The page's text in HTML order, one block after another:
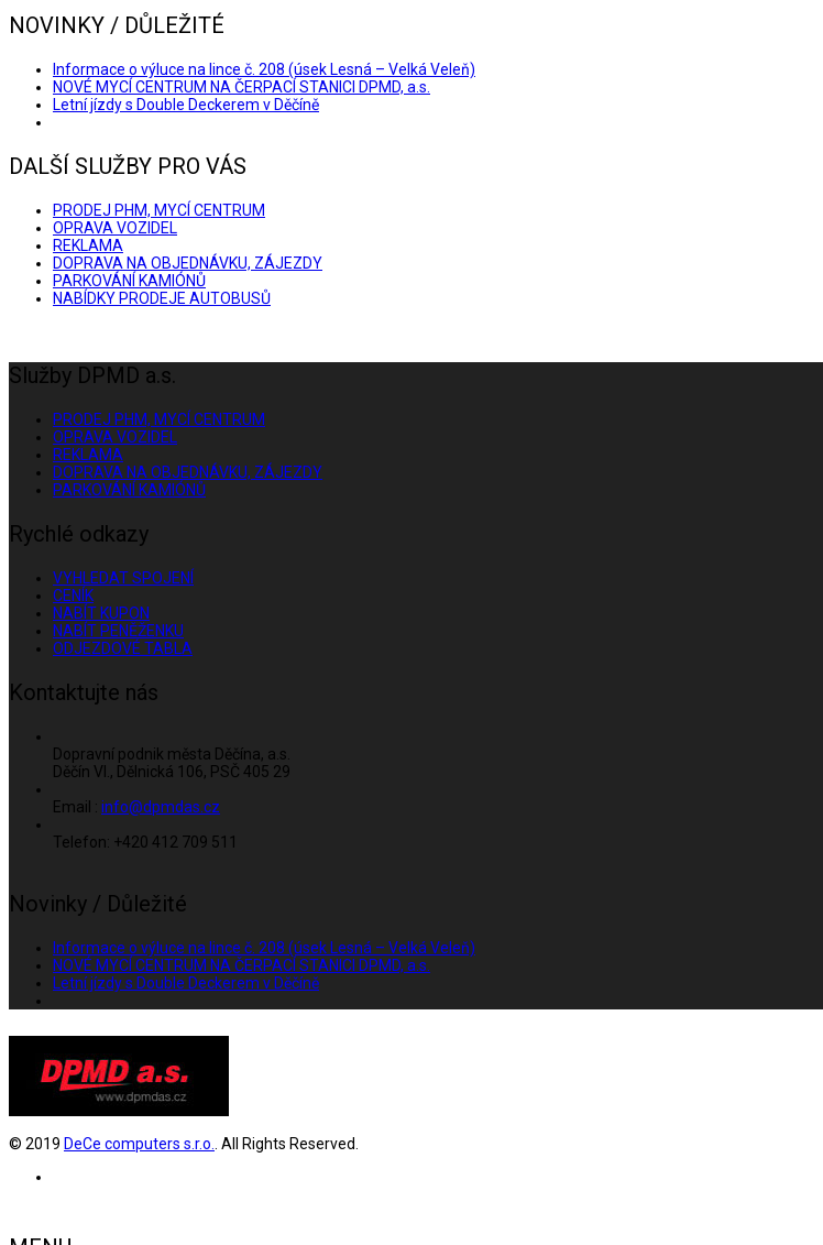
NOVINKY / DŮLEŽITÉ
Informace o výluce na lince č. 208 (úsek Lesná – Velká Veleň)
NOVÉ MYCÍ CENTRUM NA ČERPACÍ STANICI DPMD, a.s.
Letní jízdy s Double Deckerem v Děčíně
DALŠÍ SLUŽBY PRO VÁS
PRODEJ PHM, MYCÍ CENTRUM
OPRAVA VOZIDEL
REKLAMA
DOPRAVA NA OBJEDNÁVKU, ZÁJEZDY
PARKOVÁNÍ KAMIÓNŮ
NABÍDKY PRODEJE AUTOBUSŮ
Služby DPMD a.s.
PRODEJ PHM, MYCÍ CENTRUM
OPRAVA VOZIDEL
REKLAMA
DOPRAVA NA OBJEDNÁVKU, ZÁJEZDY
PARKOVÁNÍ KAMIÓNŮ
Rychlé odkazy
VYHLEDAT SPOJENÍ
CENÍK
NABÍT KUPON
NABÍT PENĚŽENKU
ODJEZDOVÉ TABLA
Kontaktujte nás
Dopravní podnik města Děčína, a.s.
Děčín VI., Dělnická 106, PSČ 405 29
Email : info@dpmdas.cz
Telefon: +420 412 709 511
Novinky / Důležité
Informace o výluce na lince č. 208 (úsek Lesná – Velká Veleň)
NOVÉ MYCÍ CENTRUM NA ČERPACÍ STANICI DPMD, a.s.
Letní jízdy s Double Deckerem v Děčíně
© 2019 DeCe computers s.r.o. . All Rights Reserved.